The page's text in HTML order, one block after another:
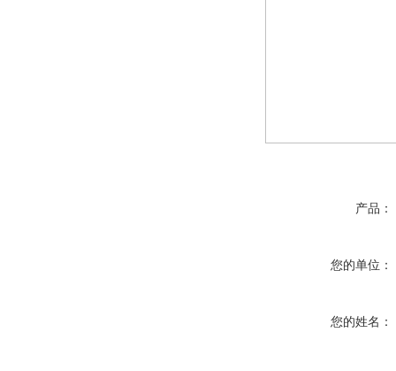
产品：
您的单位：
您的姓名：